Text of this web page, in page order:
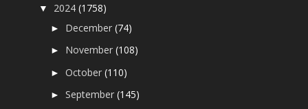
▼ 2024(1758)
► December(74)
► November(108)
►October(110)
►September(145)